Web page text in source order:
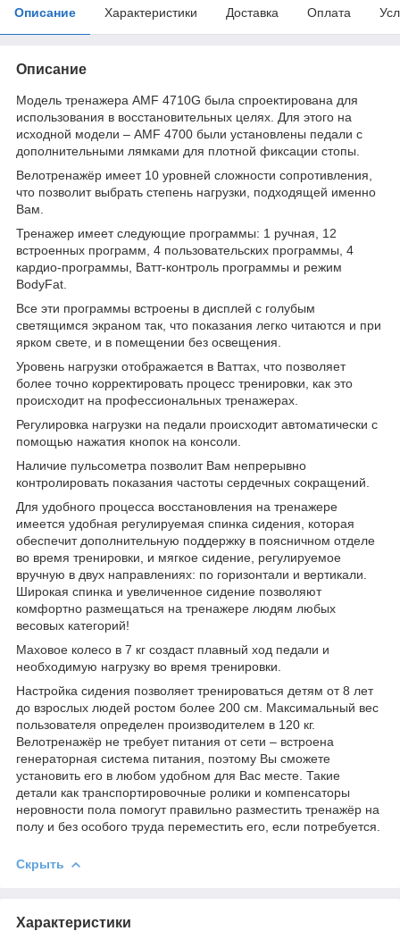
Описание Характеристики Доставка Оплата
Описание
Модель тренажера AMF 4710G была спроектирована для
использования в восстановительных целях. Для этого на
исходной модели – AMF 4700 были установлены педали с
дополнительными лямками для плотной фиксации стопы.
Велотренажёр имеет 10 уровней сложности сопротивления,
что позволит выбрать степень нагрузки, подходящей именно
Вам.
Тренажер имеет следующие программы: 1 ручная, 12
встроенных программ, 4 пользовательских программы, 4
кардио-программы, Ватт-контроль программы и режим
BodyFat.
Все эти программы встроены в дисплей с голубым
светящимся экраном так, что показания легко читаются и при
ярком свете, и в помещении без освещения.
Уровень нагрузки отображается в Ваттах, что позволяет
более точно корректировать процесс тренировки, как это
происходит на профессиональных тренажерах.
Регулировка нагрузки на педали происходит автоматически с
помощью нажатия кнопок на консоли.
Наличие пульсометра позволит Вам непрерывно
контролировать показания частоты сердечных сокращений.
Для удобного процесса восстановления на тренажере
имеется удобная регулируемая спинка сидения, которая
обеспечит дополнительную поддержку в поясничном отделе
во время тренировки, и мягкое сидение, регулируемое
вручную в двух направлениях: по горизонтали и вертикали.
Широкая спинка и увеличенное сидение позволяют
комфортно размещаться на тренажере людям любых
весовых категорий!
Маховое колесо в 7 кг создаст плавный ход педали и
необходимую нагрузку во время тренировки.
Настройка сидения позволяет тренироваться детям от 8 лет
до взрослых людей ростом более 200 см. Максимальный вес
пользователя определен производителем в 120 кг.
Велотренажёр не требует питания от сети – встроена
генераторная система питания, поэтому Вы сможете
установить его в любом удобном для Вас месте. Такие
детали как транспортировочные ролики и компенсаторы
неровности пола помогут правильно разместить тренажёр на
полу и без особого труда переместить его, если потребуется.
Скрыть
Характеристики